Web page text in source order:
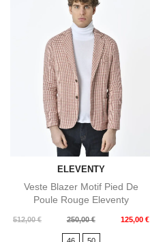
ELEVENTY
Veste Blazer Motif Pied De
Poule Rouge Eleventy
512,00 €
Prix
250,00 € 125,00 €
Prix